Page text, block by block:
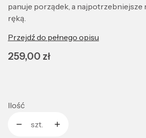
panuje porządek, a najpotrzebniejsze
ręką.
Przejdź do pełnego opisu
Cena
259,00 zł
Ilość
szt.